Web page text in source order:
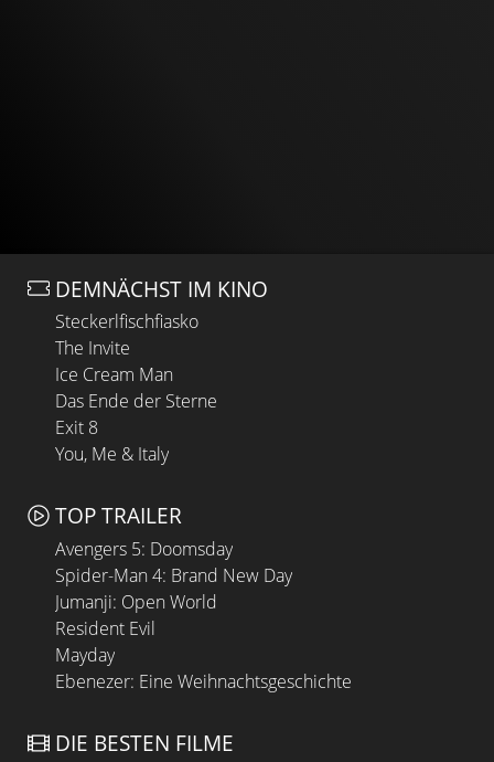
DEMNÄCHST IM KINO
Steckerlfischfiasko
The Invite
Ice Cream Man
Das Ende der Sterne
Exit 8
You, Me & Italy
TOP TRAILER
Avengers 5: Doomsday
Spider-Man 4: Brand New Day
Jumanji: Open World
Resident Evil
Mayday
Ebenezer: Eine Weihnachtsgeschichte
DIE BESTEN FILME